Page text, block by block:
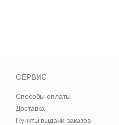
СЕРВИС
Способы оплаты
Доставка
Пункты выдачи заказов